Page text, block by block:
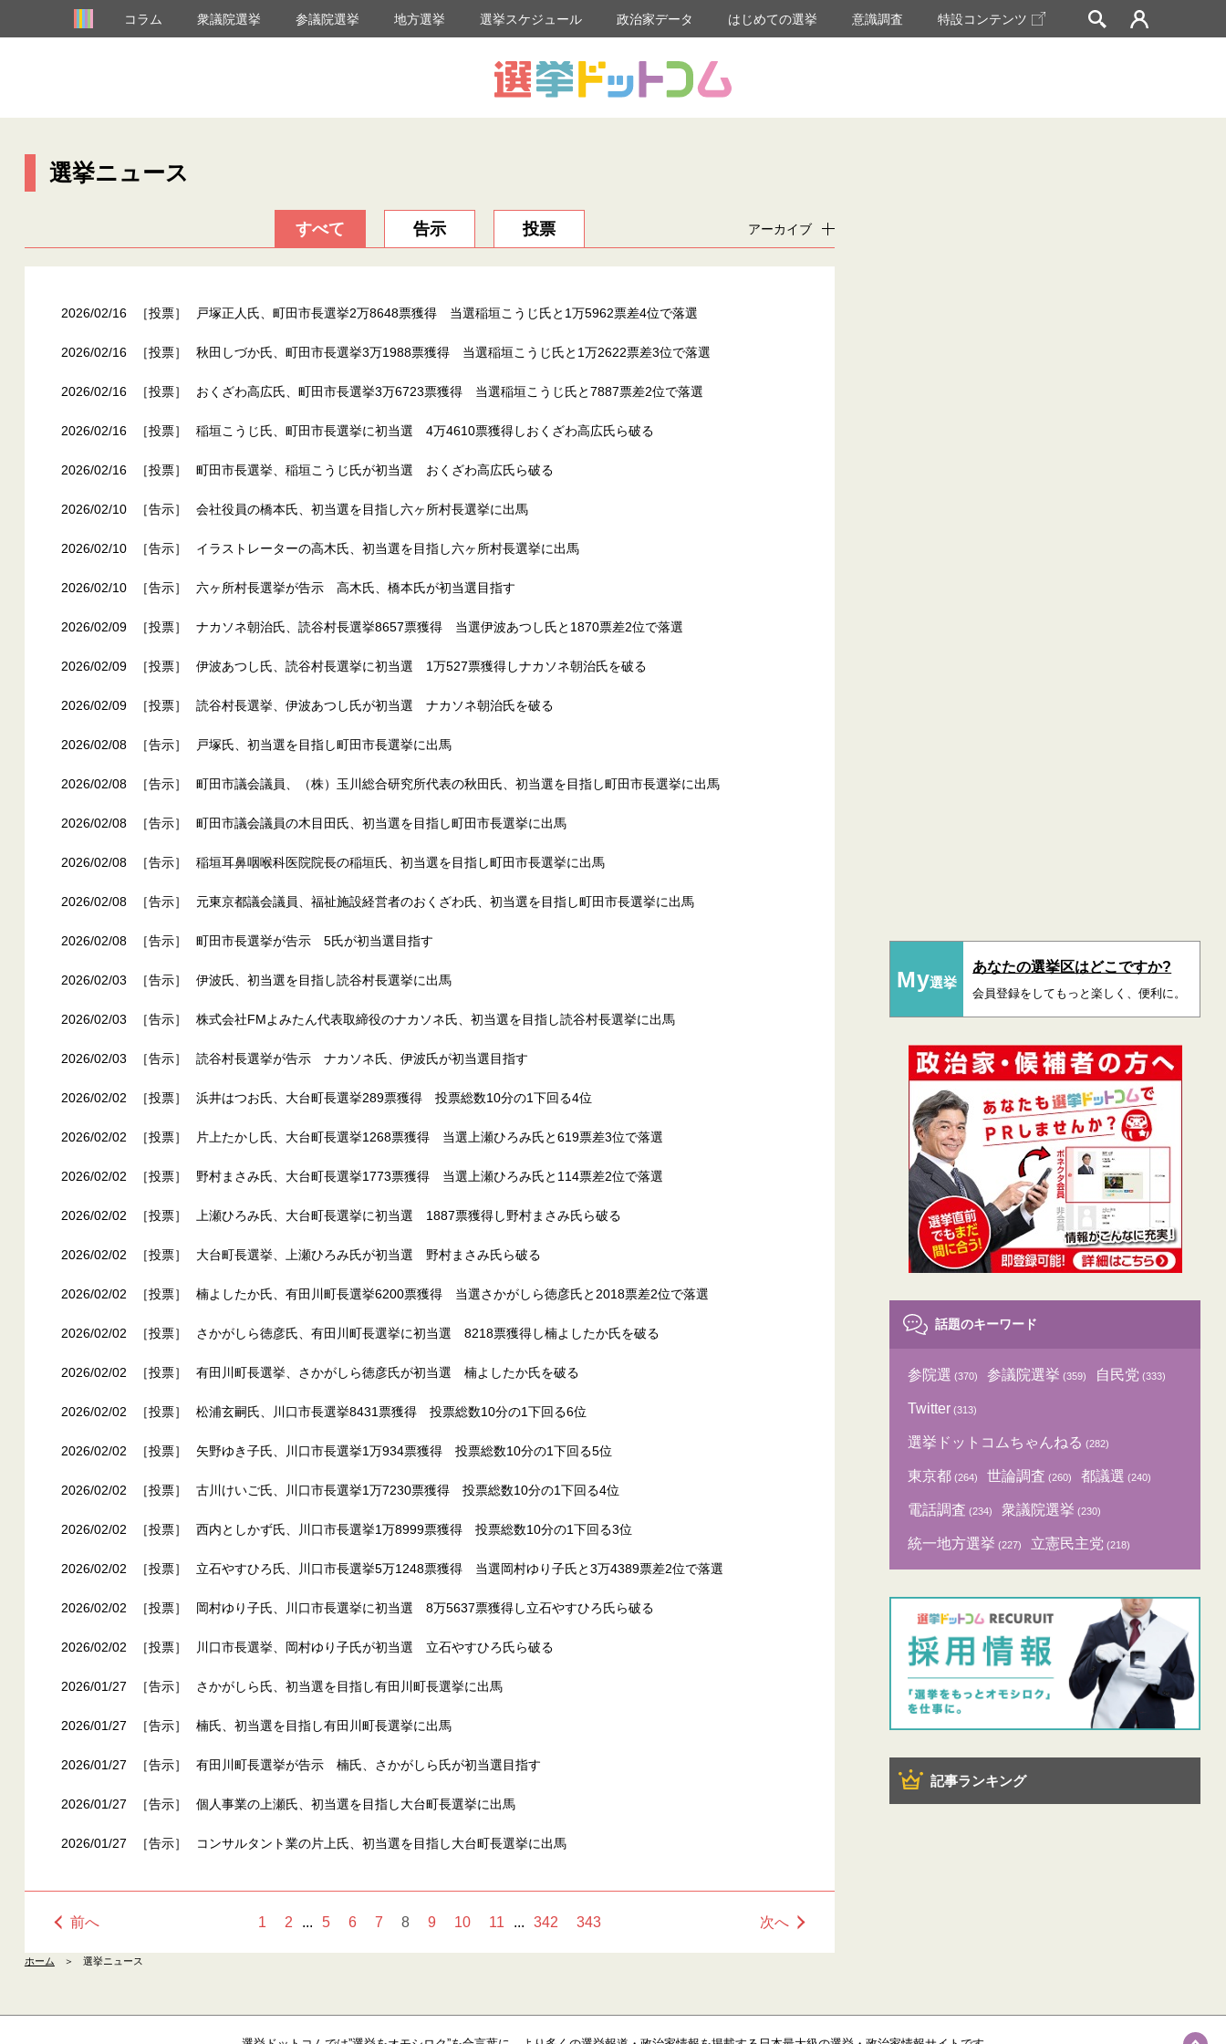
コラム 衆議院選挙 参議院選挙 地方選挙 選挙スケジュール 政治家データ はじめての選挙 意識調査 特設コンテンツ
選挙ニュース
すべて 告示 投票 アーカイブ
2026/02/16 ［投票］ 戸塚正人氏、町田市長選挙2万8648票獲得 当選稲垣こうじ氏と1万5962票差4位で落選
2026/02/16 ［投票］ 秋田しづか氏、町田市長選挙3万1988票獲得 当選稲垣こうじ氏と1万2622票差3位で落選
2026/02/16 ［投票］ おくざわ高広氏、町田市長選挙3万6723票獲得 当選稲垣こうじ氏と7887票差2位で落選
2026/02/16 ［投票］ 稲垣こうじ氏、町田市長選挙に初当選 4万4610票獲得しおくざわ高広氏ら破る
2026/02/16 ［投票］ 町田市長選挙、稲垣こうじ氏が初当選 おくざわ高広氏ら破る
2026/02/10 ［告示］ 会社役員の橋本氏、初当選を目指し六ヶ所村長選挙に出馬
2026/02/10 ［告示］ イラストレーターの高木氏、初当選を目指し六ヶ所村長選挙に出馬
2026/02/10 ［告示］ 六ヶ所村長選挙が告示 高木氏、橋本氏が初当選目指す
2026/02/09 ［投票］ ナカソネ朝治氏、読谷村長選挙8657票獲得 当選伊波あつし氏と1870票差2位で落選
2026/02/09 ［投票］ 伊波あつし氏、読谷村長選挙に初当選 1万527票獲得しナカソネ朝治氏を破る
2026/02/09 ［投票］ 読谷村長選挙、伊波あつし氏が初当選 ナカソネ朝治氏を破る
2026/02/08 ［告示］ 戸塚氏、初当選を目指し町田市長選挙に出馬
2026/02/08 ［告示］ 町田市議会議員、（株）玉川総合研究所代表の秋田氏、初当選を目指し町田市長選挙に出馬
2026/02/08 ［告示］ 町田市議会議員の木目田氏、初当選を目指し町田市長選挙に出馬
2026/02/08 ［告示］ 稲垣耳鼻咽喉科医院院長の稲垣氏、初当選を目指し町田市長選挙に出馬
2026/02/08 ［告示］ 元東京都議会議員、福祉施設経営者のおくざわ氏、初当選を目指し町田市長選挙に出馬
2026/02/08 ［告示］ 町田市長選挙が告示 5氏が初当選目指す
2026/02/03 ［告示］ 伊波氏、初当選を目指し読谷村長選挙に出馬
2026/02/03 ［告示］ 株式会社FMよみたん代表取締役のナカソネ氏、初当選を目指し読谷村長選挙に出馬
2026/02/03 ［告示］ 読谷村長選挙が告示 ナカソネ氏、伊波氏が初当選目指す
2026/02/02 ［投票］ 浜井はつお氏、大台町長選挙289票獲得 投票総数10分の1下回る4位
2026/02/02 ［投票］ 片上たかし氏、大台町長選挙1268票獲得 当選上瀬ひろみ氏と619票差3位で落選
2026/02/02 ［投票］ 野村まさみ氏、大台町長選挙1773票獲得 当選上瀬ひろみ氏と114票差2位で落選
2026/02/02 ［投票］ 上瀬ひろみ氏、大台町長選挙に初当選 1887票獲得し野村まさみ氏ら破る
2026/02/02 ［投票］ 大台町長選挙、上瀬ひろみ氏が初当選 野村まさみ氏ら破る
2026/02/02 ［投票］ 楠よしたか氏、有田川町長選挙6200票獲得 当選さかがしら徳彦氏と2018票差2位で落選
2026/02/02 ［投票］ さかがしら徳彦氏、有田川町長選挙に初当選 8218票獲得し楠よしたか氏を破る
2026/02/02 ［投票］ 有田川町長選挙、さかがしら徳彦氏が初当選 楠よしたか氏を破る
2026/02/02 ［投票］ 松浦玄嗣氏、川口市長選挙8431票獲得 投票総数10分の1下回る6位
2026/02/02 ［投票］ 矢野ゆき子氏、川口市長選挙1万934票獲得 投票総数10分の1下回る5位
2026/02/02 ［投票］ 古川けいご氏、川口市長選挙1万7230票獲得 投票総数10分の1下回る4位
2026/02/02 ［投票］ 西内としかず氏、川口市長選挙1万8999票獲得 投票総数10分の1下回る3位
2026/02/02 ［投票］ 立石やすひろ氏、川口市長選挙5万1248票獲得 当選岡村ゆり子氏と3万4389票差2位で落選
2026/02/02 ［投票］ 岡村ゆり子氏、川口市長選挙に初当選 8万5637票獲得し立石やすひろ氏ら破る
2026/02/02 ［投票］ 川口市長選挙、岡村ゆり子氏が初当選 立石やすひろ氏ら破る
2026/01/27 ［告示］ さかがしら氏、初当選を目指し有田川町長選挙に出馬
2026/01/27 ［告示］ 楠氏、初当選を目指し有田川町長選挙に出馬
2026/01/27 ［告示］ 有田川町長選挙が告示 楠氏、さかがしら氏が初当選目指す
2026/01/27 ［告示］ 個人事業の上瀬氏、初当選を目指し大台町長選挙に出馬
2026/01/27 ［告示］ コンサルタント業の片上氏、初当選を目指し大台町長選挙に出馬
前へ 1 2 ... 5 6 7 8 9 10 11 ... 342 343 次へ
My選挙
あなたの選挙区はどこですか?
会員登録をしてもっと楽しく、便利に。
話題のキーワード
参院選 (370) 参議院選挙 (359) 自民党 (333)
Twitter (313)
選挙ドットコムちゃんねる (282)
東京都 (264) 世論調査 (260) 都議選 (240)
電話調査 (234) 衆議院選挙 (230)
統一地方選挙 (227) 立憲民主党 (218)
記事ランキング
ホーム ＞ 選挙ニュース